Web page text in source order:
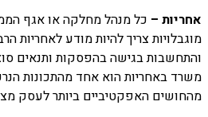
אחריות – כל מנהל מחלקה או אגף
מוגבלויות צריך להיות מודע לאחריות
והתחשבות בגישה בהפסקות ותנאים
משרד באחריות הוא אחד מהתכונות
מהחושים האפקטיביים ביותר לעסק